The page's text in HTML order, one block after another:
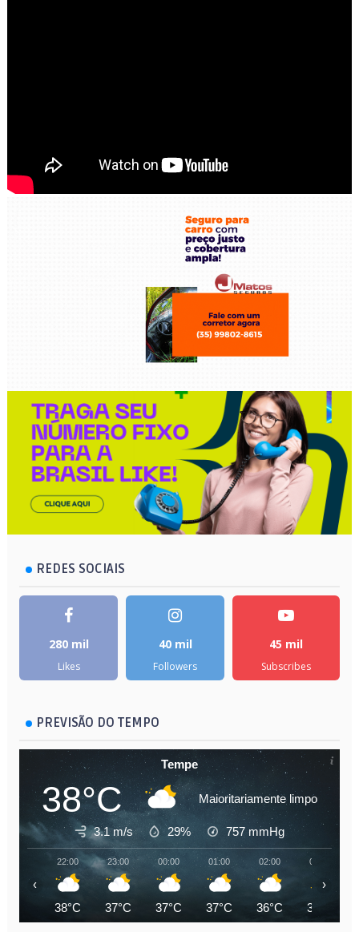
REDES SOCIAIS
280 mil
Likes
40 mil
Followers
45 mil
Subscribes
PREVISÃO DO TEMPO
Tempe
38°C Maioritariamente limpo
3.1 m/s 29% 757 mmHg
22:00
38°C
23:00
37°C
00:00
37°C
01:00
37°C
02:00
36°C
03:00
35°C
‹ ›